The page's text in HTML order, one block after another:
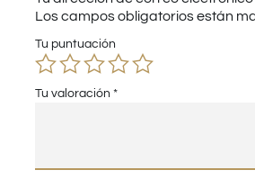
Los campos obligatorios están
Tu puntuación
Tu valoración *